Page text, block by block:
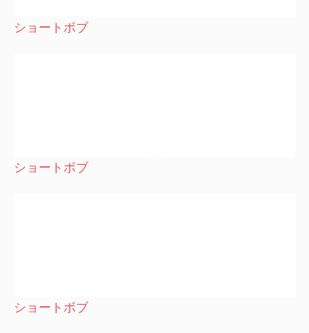
ショートボブ
ショートボブ
ショートボブ